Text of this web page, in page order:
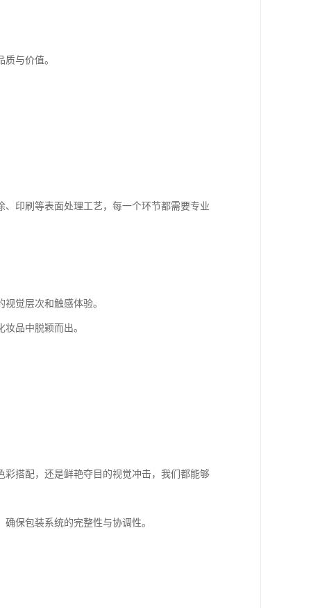
与价值。
印刷等表面处理工艺，每一个环节都需要专业
觉层次和触感体验。
品中脱颖而出。
搭配，还是鲜艳夺目的视觉冲击，我们都能够
保包装系统的完整性与协调性。